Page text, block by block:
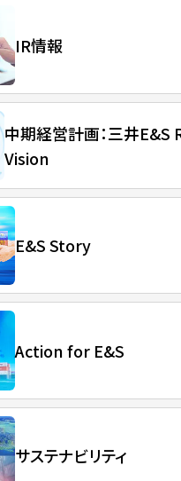
IR情報
中期経営計画：三井
Vision
E&S Story
Action for E&S
サステナビリティ